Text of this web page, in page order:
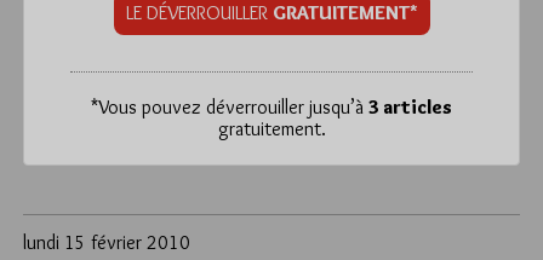
LE DÉVERROUILLER GRATUITEMENT*
*Vous pouvez déverrouiller jusqu’à 3 articles
gratuitement.
lundi 15 février 2010